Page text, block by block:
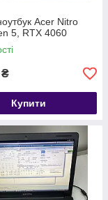
Acer Nitro
5, RTX 4060
₴
Купити